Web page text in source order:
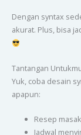
Dengan syntax
akurat. Plus, bisa
Tantangan
Yuk, coba desain
apapun:
Resep
Jadwal